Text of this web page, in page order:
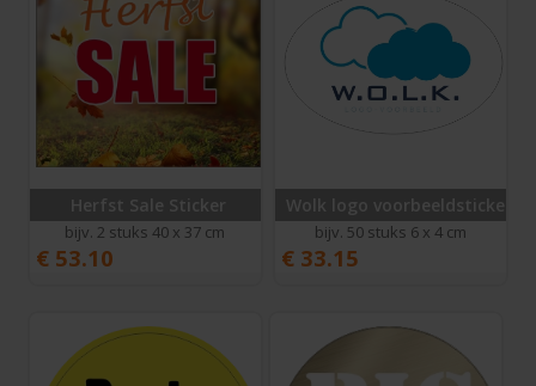
Herfst Sale Sticker
bijv. 2 stuks 40 x 37 cm
€ 53.10
Wolk logo voorbeeldsticker
bijv. 50 stuks 6 x 4 cm
€ 33.15